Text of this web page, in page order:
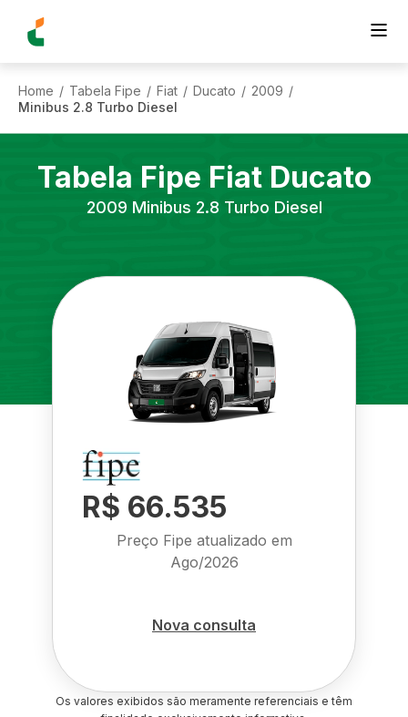
Home / Tabela Fipe / Fiat / Ducato / 2009 /
Minibus 2.8 Turbo Diesel
Tabela Fipe Fiat Ducato
2009 Minibus 2.8 Turbo Diesel
R$ 66.535
Preço Fipe atualizado em
Ago/2026
Nova consulta
Os valores exibidos são meramente referenciais e têm